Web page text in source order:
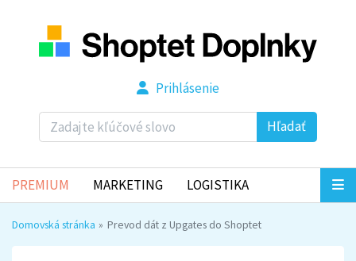
Hľadať
Prihlásenie
PREMIUM MARKETING LOGISTIKA
Domovská stránka Prevod dát z Upgates do Shoptet